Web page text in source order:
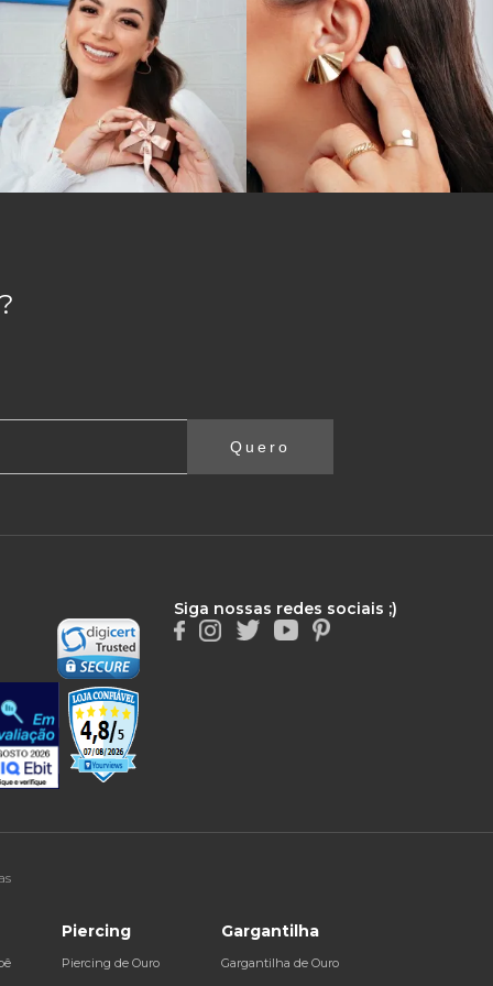
Quero
Siga nossas redes sociais ;)
Piercing
Piercing de Ouro
Gargantilha
Gargantilha de Ouro